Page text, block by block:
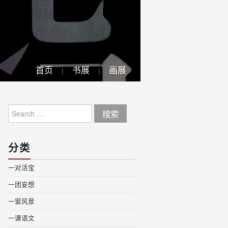
首页 书展 画展
for:
分类
一对活宝
一团妄想
一窗风景
一课语文